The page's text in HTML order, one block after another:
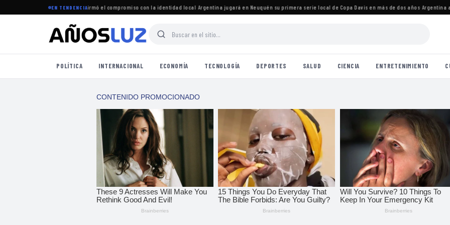
EN TENDENCIA
el período legislativo y reafirmó el compromiso con la identidad local·Argentina jugará en Neuquén su primera serie local de Copa Davis en más de dos años·Argentina
POLÍTICA INTERNACIONAL ECONOMÍA TECNOLOGÍA DEPORTES SALUD CIENCIA ENTRETENIMIENTO